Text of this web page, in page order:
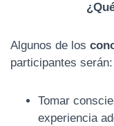
Algunos de los
participantes serán:
Tomar
experiencia